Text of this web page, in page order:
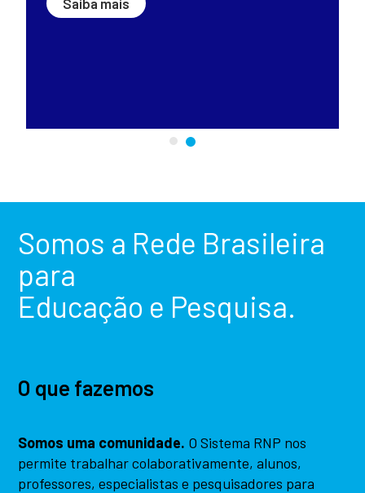
Saiba mais
Somos a Rede Brasileira
para
Educação e Pesquisa.
O que fazemos
Somos uma comunidade. O Sistema RNP nos
permite trabalhar colaborativamente, alunos,
professores, especialistas e pesquisadores para